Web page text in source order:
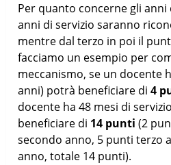
Per quanto concerne gli
anni di servizio saranno
mentre dal terzo in poi il
facciamo un esempio per
meccanismo, se un docente
anni) potrà beneficiare di4
docente ha 48 mesi di
beneficiare di 14 punti(2
secondo anno, 5 punti terzo
anno, totale 14 punti).